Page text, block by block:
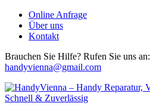
Online Anfrage
Über uns
Kontakt
Brauchen Sie Hilfe? Rufen Sie uns an:
handyvienna@gmail.com